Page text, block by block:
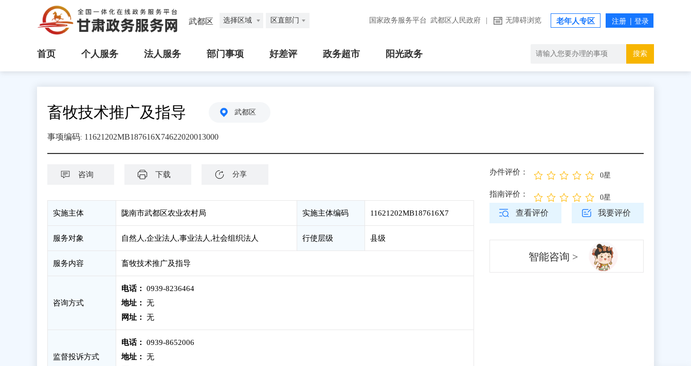
武都区 选择区域 区直部门 国家政务服务平台 武都区人民政府 无障碍浏览 老年人专区
首页 个人服务 法人服务 部门事项 好差评 政务超市 阳光政务 搜索
畜牧技术推广及指导 武都区
事项编码: 11621202MB187616X74622020013000
咨询 下载 分享
实施主体 陇南市武都区农业农村局 实施主体编码 11621202MB187616X7
服务对象 自然人,企业法人,事业法人,社会组织法人 行使层级 县级
服务内容 畜牧技术推广及指导
咨询方式
电话：
0939-8236464
地址：
无
网址：
无
监督投诉方式
电话：
0939-8652006
地址：
无
办件评价： 0星
指南评价： 0星
查看评价 我要评价
智能咨询 >